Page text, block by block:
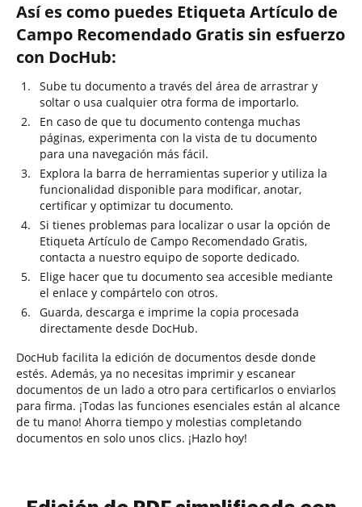
Así es como puedes Etiqueta Artículo de
Campo Recomendado Gratis sin esfuerzo
con DocHub:
Sube tu documento a través del área de arrastrar y
soltar o usa cualquier otra forma de importarlo.
En caso de que tu documento contenga muchas
páginas, experimenta con la vista de tu documento
para una navegación más fácil.
Explora la barra de herramientas superior y utiliza la
funcionalidad disponible para modificar, anotar,
certificar y optimizar tu documento.
Si tienes problemas para localizar o usar la opción de
Etiqueta Artículo de Campo Recomendado Gratis,
contacta a nuestro equipo de soporte dedicado.
Elige hacer que tu documento sea accesible mediante
el enlace y compártelo con otros.
Guarda, descarga e imprime la copia procesada
directamente desde DocHub.
DocHub facilita la edición de documentos desde donde
estés. Además, ya no necesitas imprimir y escanear
documentos de un lado a otro para certificarlos o enviarlos
para firma. ¡Todas las funciones esenciales están al alcance
de tu mano! Ahorra tiempo y molestias completando
documentos en solo unos clics. ¡Hazlo hoy!